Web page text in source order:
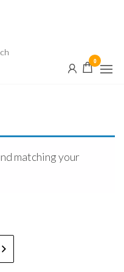
0
matching your